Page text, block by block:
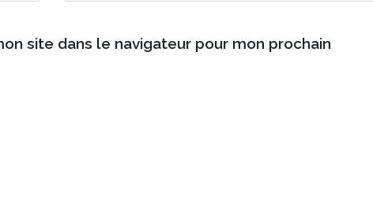
site dans le navigateur pour mon prochain